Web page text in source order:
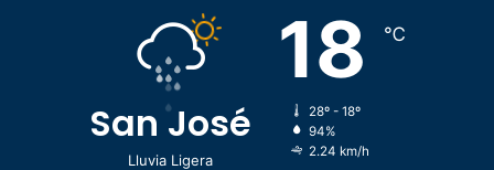
San José
Lluvia Ligera
18 ℃
28º - 18º
94%
2.24 km/h